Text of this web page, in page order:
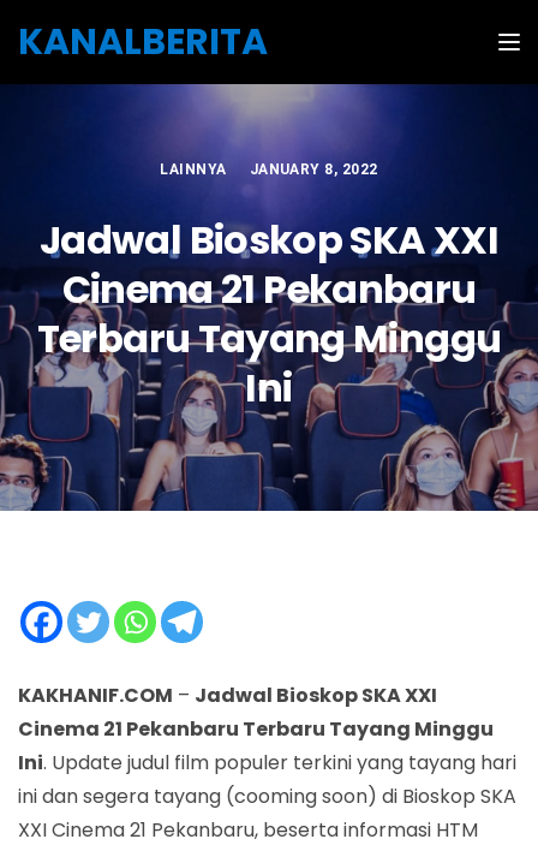
KANALBERITA
LAINNYA JANUARY 8, 2022
Jadwal Bioskop SKA XXI
Cinema 21 Pekanbaru
Terbaru Tayang Minggu
Ini
KAKHANIF.COM – Jadwal Bioskop SKA XXI
Cinema 21 Pekanbaru Terbaru Tayang Minggu
Ini. Update judul film populer terkini yang tayang hari
ini dan segera tayang (cooming soon) di Bioskop SKA
XXI Cinema 21 Pekanbaru, beserta informasi HTM